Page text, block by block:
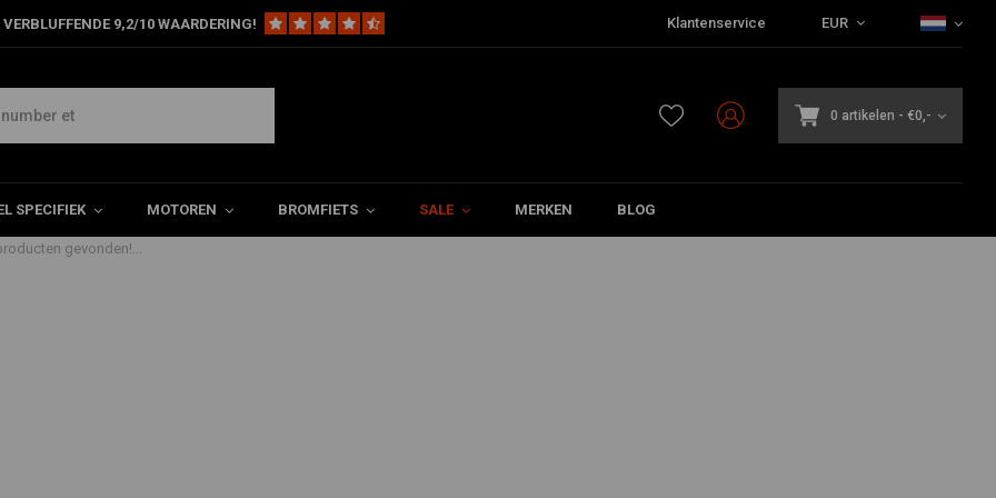
9,2/10 WAARDERING! Klantenservice EUR
0 artikelen - €0,-
SPECIFIEK MOTOREN BROMFIETS SALE MERKEN BLOG
grijs
gevonden!...